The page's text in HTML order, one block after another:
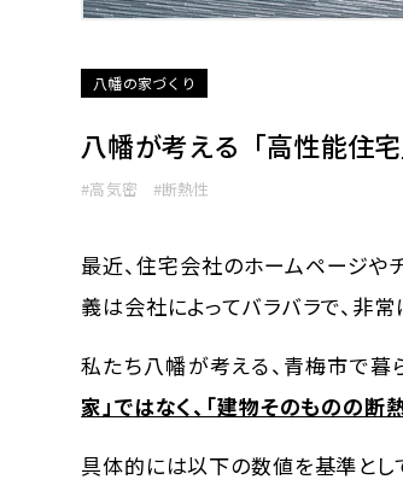
八幡の家づくり
八幡が考える「高性能住
#高気密 #断熱性
最近、住宅会社のホームページや
義は会社によってバラバラで、非常
私たち八幡が考える、青梅市で暮
家」ではなく、「建物そのものの
具体的には以下の数値を基準とし